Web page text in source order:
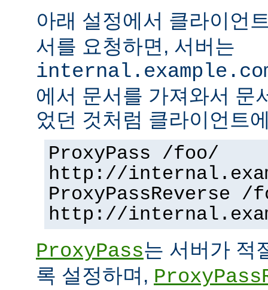
아래 설정에서 클라이언
서를 요청하면, 서버는
에서 문서를 가져와서 문
었던 것처럼 클라이언트
ProxyPass /foo/
http://
ProxyPassReverse /
http://
ProxyPass는 서버가 적
록 설정하며,